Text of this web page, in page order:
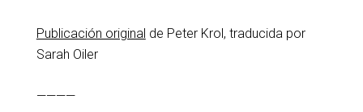
Publicación original de Peter Krol, traducida por
Sarah Oiler
————